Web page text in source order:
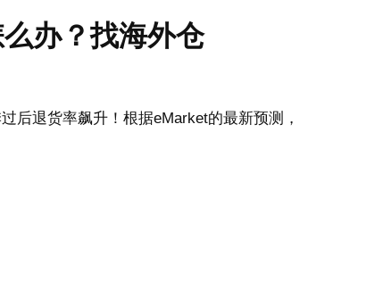
办？找海外仓
后退货率飙升！根据eMarket的最新预测，